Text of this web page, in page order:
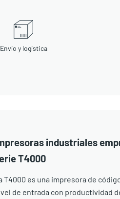
Envío y logística
industriales
T4000
T4000 es una impresora de
de entrada con productividad